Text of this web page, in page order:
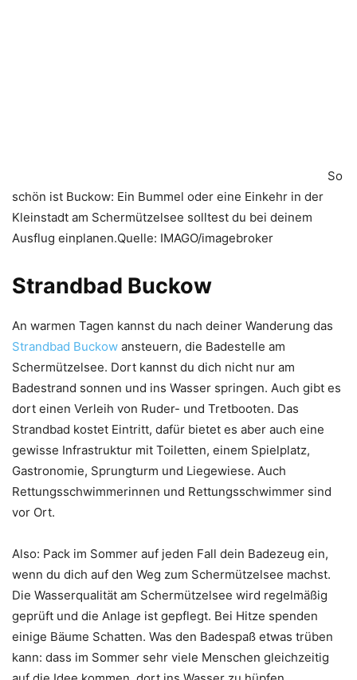
So
schön ist Buckow: Ein Bummel oder eine Einkehr in der
Kleinstadt am Schermützelsee solltest du bei deinem
Ausflug einplanen.Quelle: IMAGO/imagebroker
Strandbad Buckow
An warmen Tagen kannst du nach deiner Wanderung das
Strandbad Buckow ansteuern, die Badestelle am
Schermützelsee. Dort kannst du dich nicht nur am
Badestrand sonnen und ins Wasser springen. Auch gibt es
dort einen Verleih von Ruder- und Tretbooten. Das
Strandbad kostet Eintritt, dafür bietet es aber auch eine
gewisse Infrastruktur mit Toiletten, einem Spielplatz,
Gastronomie, Sprungturm und Liegewiese. Auch
Rettungsschwimmerinnen und Rettungsschwimmer sind
vor Ort.
Also: Pack im Sommer auf jeden Fall dein Badezeug ein,
wenn du dich auf den Weg zum Schermützelsee machst.
Die Wasserqualität am Schermützelsee wird regelmäßig
geprüft und die Anlage ist gepflegt. Bei Hitze spenden
einige Bäume Schatten. Was den Badespaß etwas trüben
kann: dass im Sommer sehr viele Menschen gleichzeitig